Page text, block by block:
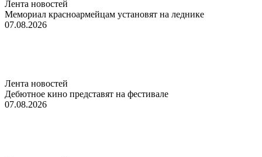
Лента новостей
Мемориал красноармейцам установят на леднике
07.08.2026
Лента новостей
Дебютное кино представят на фестивале
07.08.2026